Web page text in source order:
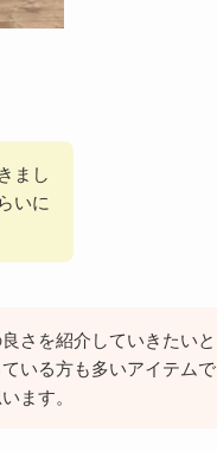
まし
いに
さを紹介していきたいと
いる方も多いアイテムで
ます。